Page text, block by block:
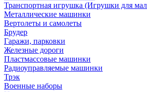
Транспортная игрушка (Игрушки для
Металлические машинки
Вертолеты и самолеты
Брудер
Гаражи, парковки
Железные дороги
Пластмассовые машинки
Радиоуправляемые машинки
Трэк
Военные наборы